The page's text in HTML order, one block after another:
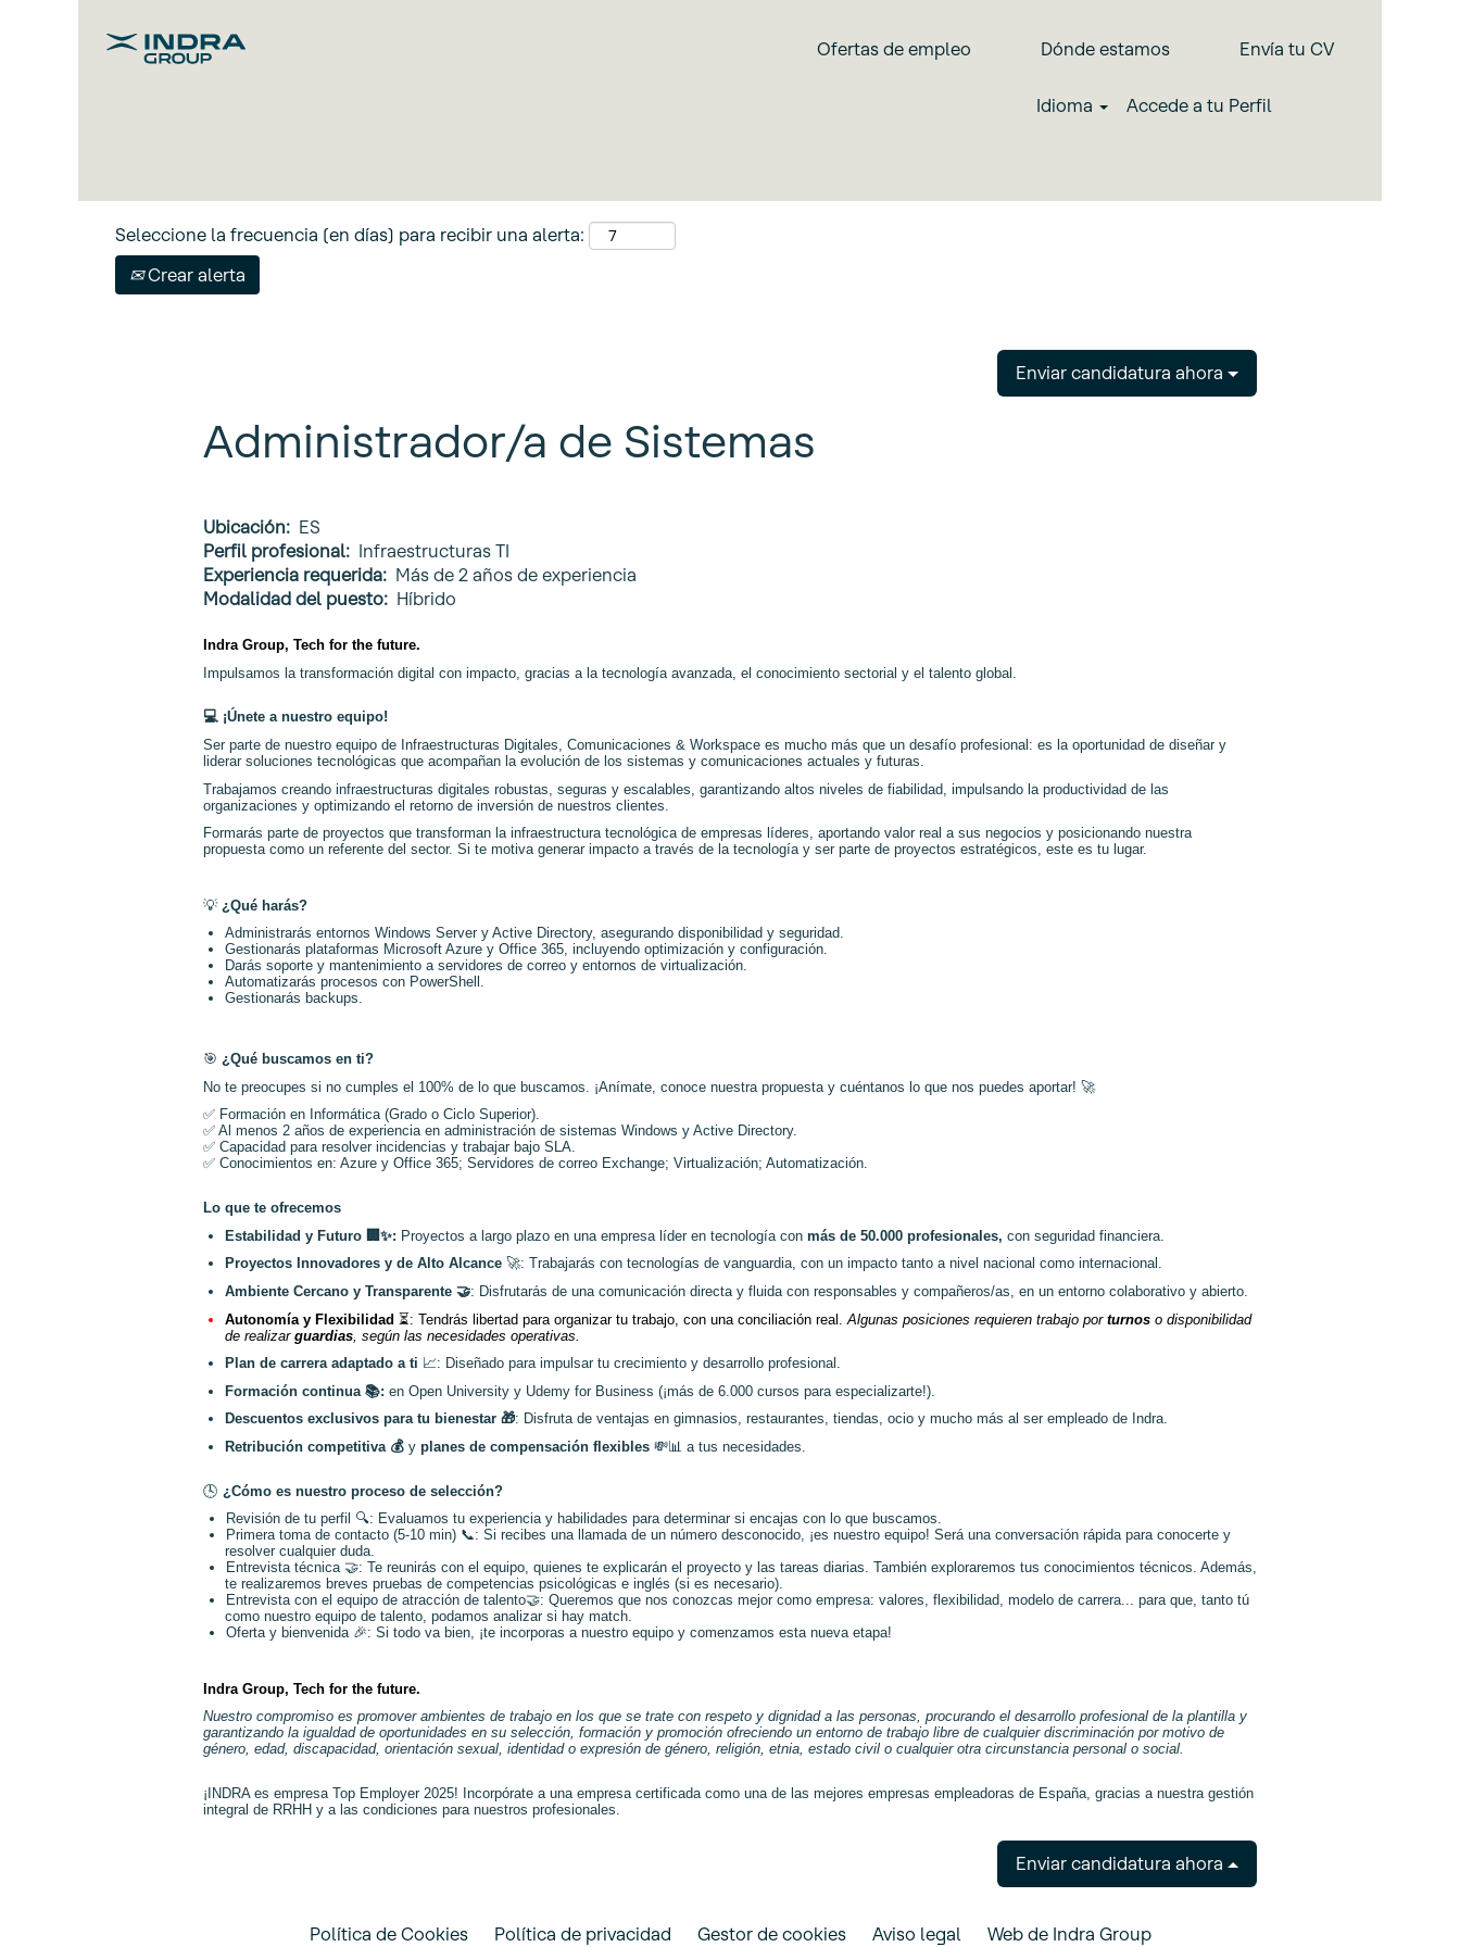
Ofertas de empleo Dónde estamos Envía tu CV
Idioma Accede a tu Perfil
Buscar por palabra clave
Seleccione la frecuencia (en días) para recibir una alerta:
Crear alerta
Enviar candidatura ahora
Administrador/a de Sistemas
Ubicación: ES
Perfil profesional: Infraestructuras TI
Experiencia requerida: Más de 2 años de experiencia
Modalidad del puesto: Híbrido
Indra Group, Tech for the future.
Impulsamos la transformación digital con impacto, gracias a la tecnología avanzada, el conocimiento sectorial y el talento global.
💻 ¡Únete a nuestro equipo!
Ser parte de nuestro equipo de Infraestructuras Digitales, Comunicaciones & Workspace es mucho más que un desafío profesional: es la oportunidad de diseñar y
liderar soluciones tecnológicas que acompañan la evolución de los sistemas y comunicaciones actuales y futuras.
Trabajamos creando infraestructuras digitales robustas, seguras y escalables, garantizando altos niveles de fiabilidad, impulsando la productividad de las
organizaciones y optimizando el retorno de inversión de nuestros clientes.
Formarás parte de proyectos que transforman la infraestructura tecnológica de empresas líderes, aportando valor real a sus negocios y posicionando nuestra
propuesta como un referente del sector. Si te motiva generar impacto a través de la tecnología y ser parte de proyectos estratégicos, este es tu lugar.
💡 ¿Qué harás?
Administrarás entornos Windows Server y Active Directory, asegurando disponibilidad y seguridad.
Gestionarás plataformas Microsoft Azure y Office 365, incluyendo optimización y configuración.
Darás soporte y mantenimiento a servidores de correo y entornos de virtualización.
Automatizarás procesos con PowerShell.
Gestionarás backups.
🎯 ¿Qué buscamos en ti?
No te preocupes si no cumples el 100% de lo que buscamos. ¡Anímate, conoce nuestra propuesta y cuéntanos lo que nos puedes aportar! 🚀
✅ Formación en Informática (Grado o Ciclo Superior).
✅ Al menos 2 años de experiencia en administración de sistemas Windows y Active Directory.
✅ Capacidad para resolver incidencias y trabajar bajo SLA.
✅ Conocimientos en: Azure y Office 365; Servidores de correo Exchange; Virtualización; Automatización.
Lo que te ofrecemos
Estabilidad y Futuro
🏢✨: Proyectos a largo plazo en una empresa líder en tecnología con más de 50.000 profesionales, con seguridad financiera.
Proyectos Innovadores y de Alto Alcance 🚀: Trabajarás con tecnologías de vanguardia, con un impacto tanto a nivel nacional como internacional.
Ambiente Cercano y Transparente 🤝: Disfrutarás de una comunicación directa y fluida con responsables y compañeros/as, en un entorno colaborativo y abierto.
Autonomía y Flexibilidad ⏳: Tendrás libertad para organizar tu trabajo, con una conciliación real. Algunas posiciones requieren trabajo por turnos o disponibilidad
de realizar guardias , según las necesidades operativas.
Plan de carrera adaptado a ti 📈: Diseñado para impulsar tu crecimiento y desarrollo profesional.
Formación continua 📚: en Open University y Udemy for Business (¡más de 6.000 cursos para especializarte!).
Descuentos exclusivos para tu bienestar 🎁: Disfruta de ventajas en gimnasios, restaurantes, tiendas, ocio y mucho más al ser empleado de Indra.
Retribución competitiva 💰 y planes de compensación flexibles 💸📊 a tus necesidades.
🕓 ¿Cómo es nuestro proceso de selección?
Revisión de tu perfil 🔍: Evaluamos tu experiencia y habilidades para determinar si encajas con lo que buscamos.
Primera toma de contacto (5-10 min) 📞: Si recibes una llamada de un número desconocido, ¡es nuestro equipo! Será una conversación rápida para conocerte y
resolver cualquier duda.
Entrevista técnica 🤝: Te reunirás con el equipo, quienes te explicarán el proyecto y las tareas diarias. También exploraremos tus conocimientos técnicos. Además,
te realizaremos breves pruebas de competencias psicológicas e inglés (si es necesario).
Entrevista con el equipo de atracción de talento🤝: Queremos que nos conozcas mejor como empresa: valores, flexibilidad, modelo de carrera... para que, tanto tú
como nuestro equipo de talento, podamos analizar si hay match.
Oferta y bienvenida 🎉: Si todo va bien, ¡te incorporas a nuestro equipo y comenzamos esta nueva etapa!
Indra Group, Tech for the future.
Nuestro compromiso es promover ambientes de trabajo en los que se trate con respeto y dignidad a las personas, procurando el desarrollo profesional de la plantilla y
garantizando la igualdad de oportunidades en su selección, formación y promoción ofreciendo un entorno de trabajo libre de cualquier discriminación por motivo de
género, edad, discapacidad, orientación sexual, identidad o expresión de género, religión, etnia, estado civil o cualquier otra circunstancia personal o social.
¡INDRA es empresa Top Employer 2025! Incorpórate a una empresa certificada como una de las mejores empresas empleadoras de España, gracias a nuestra gestión
integral de RRHH y a las condiciones para nuestros profesionales.
Enviar candidatura ahora
Política de Cookies Política de privacidad Gestor de cookies Aviso legal Web de Indra Group